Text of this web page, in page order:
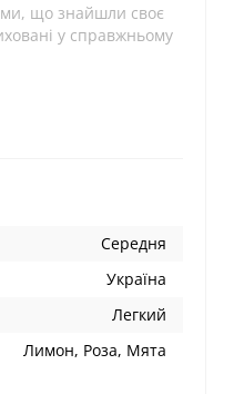
що знайшли своє
у справжньому
Середня
Україна
Легкий
Лимон, Роза, Мята